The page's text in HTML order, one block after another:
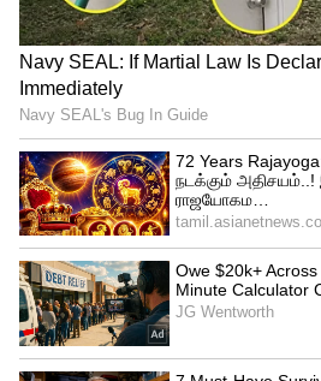
Related Articles
IRCTC Tour Package: பெங்களூர் டூ